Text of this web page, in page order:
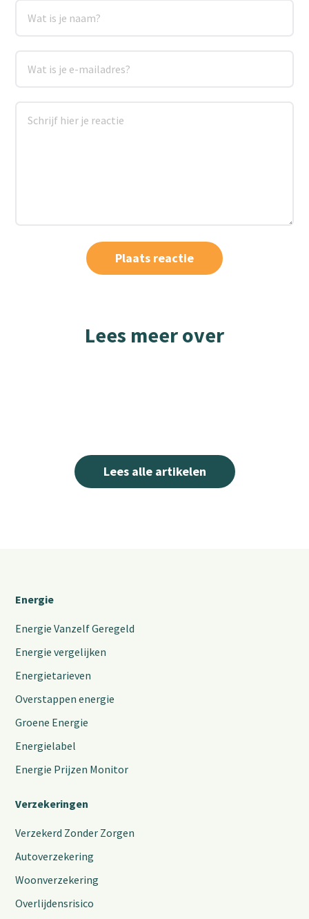
Lees meer over
Lees alle artikelen
Energie
Energie Vanzelf Geregeld
Energie vergelijken
Energietarieven
Overstappen energie
Groene Energie
Energielabel
Energie Prijzen Monitor
Verzekeringen
Verzekerd Zonder Zorgen
Autoverzekering
Woonverzekering
Overlijdensrisico